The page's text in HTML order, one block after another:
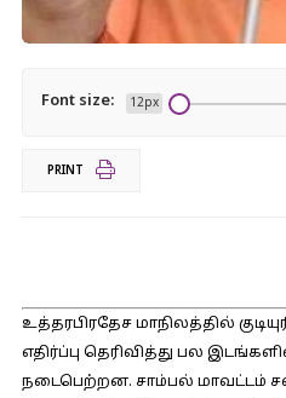
Font size: 12px
PRINT
உத்தரபிரதேச மாநிலத்தில்
எதிர்ப்பு தெரிவித்து பல
நடைபெற்றன. சாம்பல் மாவட்டம்